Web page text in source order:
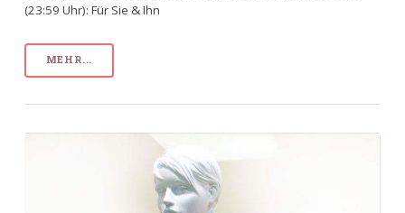
(23:59 Uhr): Für Sie & Ihn
MEHR...